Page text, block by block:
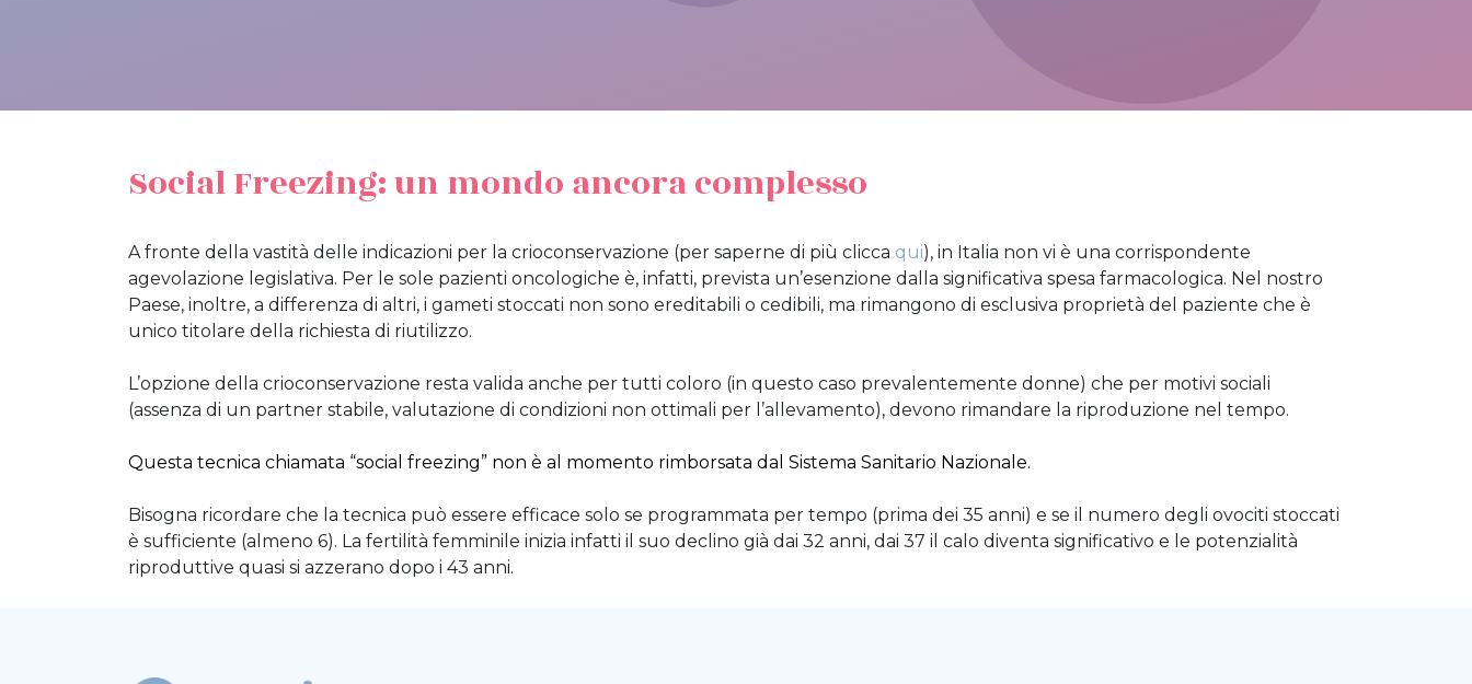
Social Freezing: un mondo ancora complesso
A fronte della vastità delle indicazioni per la crioconservazione (per saperne di più clicca qui), in Italia non vi è una corrispondente
agevolazione legislativa. Per le sole pazienti oncologiche è, infatti, prevista un’esenzione dalla significativa spesa farmacologica. Nel nostro
Paese, inoltre, a differenza di altri, i gameti stoccati non sono ereditabili o cedibili, ma rimangono di esclusiva proprietà del paziente che è
unico titolare della richiesta di riutilizzo.
L’opzione della crioconservazione resta valida anche per tutti coloro (in questo caso prevalentemente donne) che per motivi sociali
(assenza di un partner stabile, valutazione di condizioni non ottimali per l’allevamento), devono rimandare la riproduzione nel tempo.
Questa tecnica chiamata “social freezing” non è al momento rimborsata dal Sistema Sanitario Nazionale.
Bisogna ricordare che la tecnica può essere efficace solo se programmata per tempo (prima dei 35 anni) e se il numero degli ovociti stoccati
è sufficiente (almeno 6). La fertilità femminile inizia infatti il suo declino già dai 32 anni, dai 37 il calo diventa significativo e le potenzialità
riproduttive quasi si azzerano dopo i 43 anni.